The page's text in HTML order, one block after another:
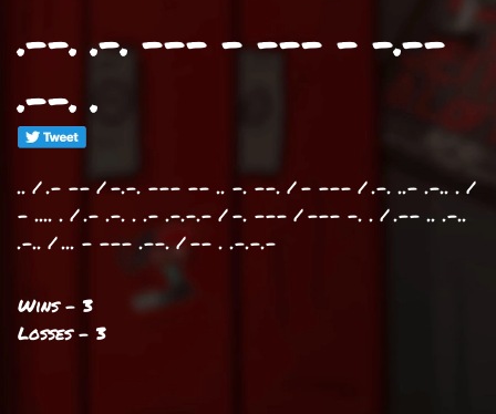
.--. .-. --- - --- - -.--
.--. .
.. / .- -- / -.-. --- -- .. -. --. / - --- / .-. ..- .-.. . /
- .... . / .- .-. . .- .-.-.- / -. --- / --- -. . / .-- .. .-..
.-.. / ... - --- .--. / -- . .-.-.-
Wins - 3
Losses - 3